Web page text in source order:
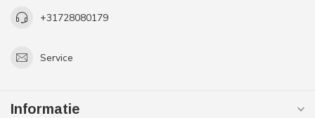
+31728080179
Service
Informatie